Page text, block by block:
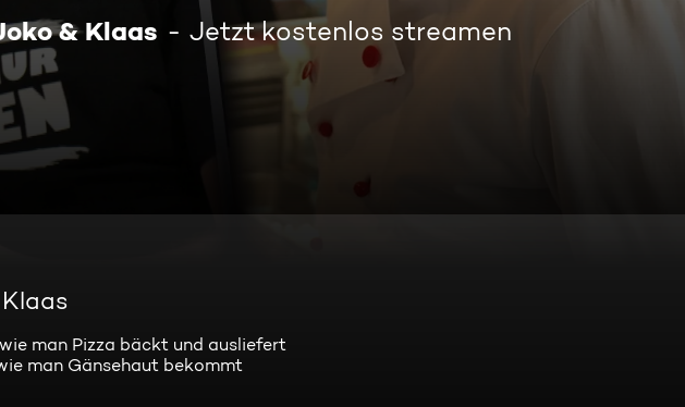
& Klaas Jetzt kostenlos streamen
man Pizza bäckt und ausliefert
man Gänsehaut bekommt